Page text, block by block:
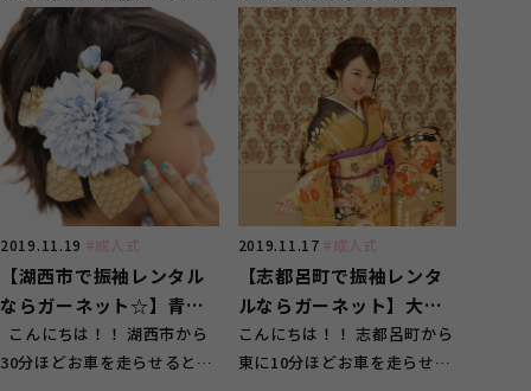
とございます、 浜松市西区の
ガーネット浜松...
ネート
松市西区入野イオンの目の前
にございます、 ...
2019.11.19 #成人式
【湖西市で振袖レンタル
ならガーネット☆】青系
の辻が花の振袖コーデ
こんにちは！！ 湖西市から
30分ほどお車を走らせるとあ
2019.11.17 #成人式
【志都呂町で振袖レンタ
ルならガーネット】大人
っぽいお母様の華やかな
振袖コーデ
こんにちは！！ 志都呂町から
東に10分ほどお車を走らせる